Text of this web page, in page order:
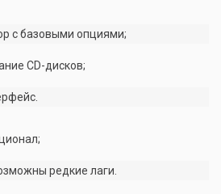
с базовыми опциями;
CD-дисков;
редкие лаги.